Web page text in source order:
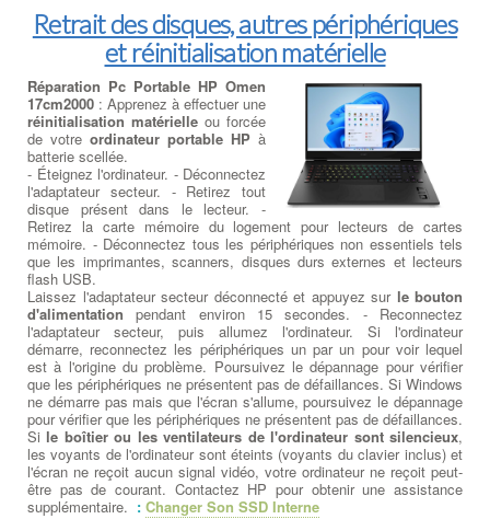
Retrait des disques, autres périphériques
et réinitialisation matérielle
Réparation Pc Portable HP Omen
17cm2000 : Apprenez à effectuer une
réinitialisation matérielle ou forcée
de votre ordinateur portable HP à
batterie scellée.
- Éteignez l'ordinateur. - Déconnectez
l'adaptateur secteur. - Retirez tout
disque présent dans le lecteur. -
Retirez la carte mémoire du logement pour lecteurs de cartes
mémoire. - Déconnectez tous les périphériques non essentiels tels
que les imprimantes, scanners, disques durs externes et lecteurs
flash USB.
Laissez l'adaptateur secteur déconnecté et appuyez sur le bouton
d'alimentation pendant environ 15 secondes. - Reconnectez
l'adaptateur secteur, puis allumez l'ordinateur. Si l'ordinateur
démarre, reconnectez les périphériques un par un pour voir lequel
est à l'origine du problème. Poursuivez le dépannage pour vérifier
que les périphériques ne présentent pas de défaillances. Si Windows
ne démarre pas mais que l'écran s'allume, poursuivez le dépannage
pour vérifier que les périphériques ne présentent pas de défaillances.
Si le boîtier ou les ventilateurs de l'ordinateur sont silencieux,
les voyants de l'ordinateur sont éteints (voyants du clavier inclus) et
l'écran ne reçoit aucun signal vidéo, votre ordinateur ne reçoit peut-
être pas de courant. Contactez HP pour obtenir une assistance
supplémentaire. : Changer Son SSD Interne